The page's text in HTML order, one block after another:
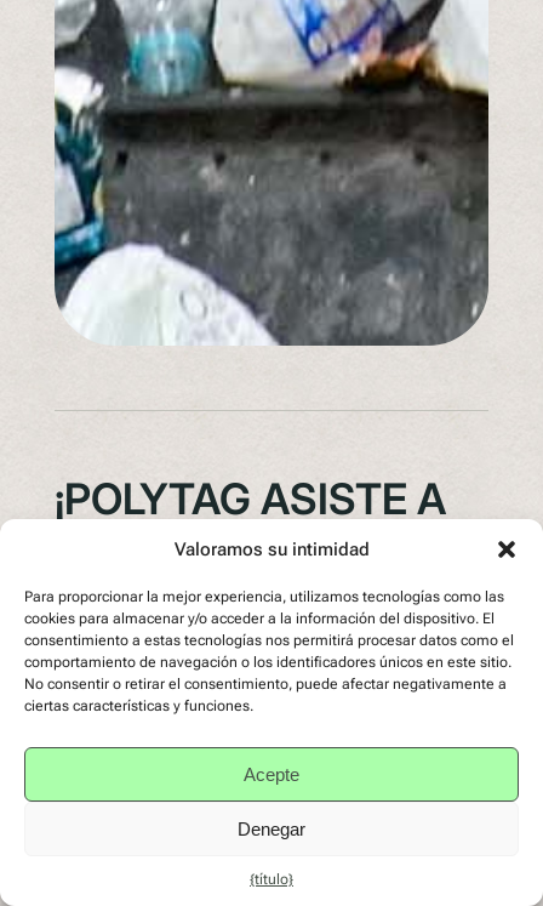
Valoramos su intimidad
Para proporcionar la mejor experiencia, utilizamos tecnologías como las
cookies para almacenar y/o acceder a la información del dispositivo. El
consentimiento a estas tecnologías nos permitirá procesar datos como el
comportamiento de navegación o los identificadores únicos en este sitio.
No consentir o retirar el consentimiento, puede afectar negativamente a
ciertas características y funciones.
Acepte
Denegar
{título}
¡POLYTAG ASISTE A
BREAD & JAM
CHEERS! BEBIDAS
Información, Noticias
2 diciembre 2023
¡Polytag se enorgullece de haber patrocinado el